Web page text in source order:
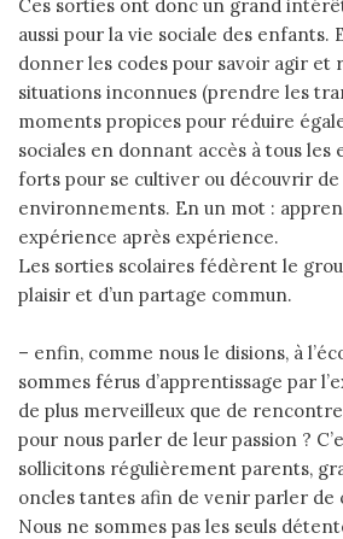
Ces sorties ont donc un grand
aussi pour la vie sociale des enfants.
donner les codes pour savoir agir et
situations inconnues (prendre les
moments propices pour réduire
sociales en donnant accès à tous les
forts pour se cultiver ou découvrir de
environnements. En un mot :
expérience après expérience.
Les sorties scolaires fédèrent le
plaisir et d’un partage commun.
– enfin, comme nous le disions, à
sommes férus d’apprentissage par
de plus merveilleux que de
pour nous parler de leur passion ?
sollicitons régulièrement parents,
oncles tantes afin de venir parler de
Nous ne sommes pas les seuls